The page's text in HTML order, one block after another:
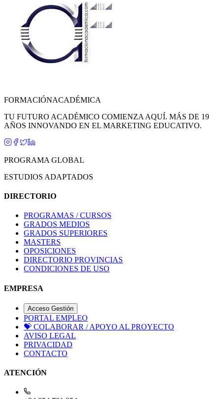
FORMACIÓNACADÉMICA
TU FUTURO ACADÉMICO COMIENZA AQUÍ. MÁS DE 19
AÑOS INNOVANDO EN EL MARKETING EDUCATIVO.
PROGRAMA GLOBAL
ESTUDIOS ADAPTADOS
DIRECTORIO
PROGRAMAS / CURSOS
GRADOS MEDIOS
GRADOS SUPERIORES
MASTERS
OPOSICIONES
DIRECTORIO PROVINCIAS
CONDICIONES DE USO
EMPRESA
Acceso Gestión
PORTAL EMPLEO
💝 COLABORAR / APOYO AL PROYECTO
AVISO LEGAL
PRIVACIDAD
CONTACTO
ATENCIÓN